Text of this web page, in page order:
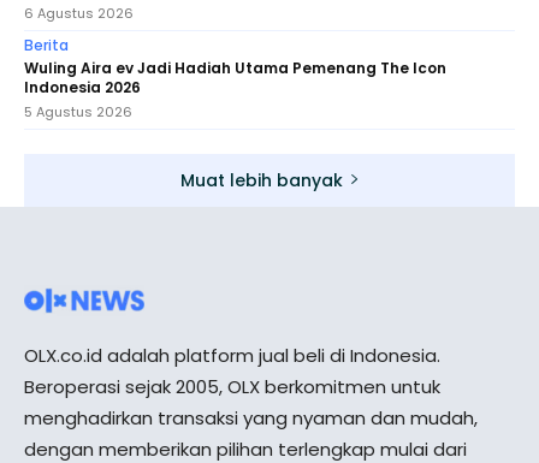
6 Agustus 2026
Berita
Wuling Aira ev Jadi Hadiah Utama Pemenang The Icon
Indonesia 2026
5 Agustus 2026
Muat lebih banyak
OLX.co.id adalah platform jual beli di Indonesia.
Beroperasi sejak 2005, OLX berkomitmen untuk
menghadirkan transaksi yang nyaman dan mudah,
dengan memberikan pilihan terlengkap mulai dari